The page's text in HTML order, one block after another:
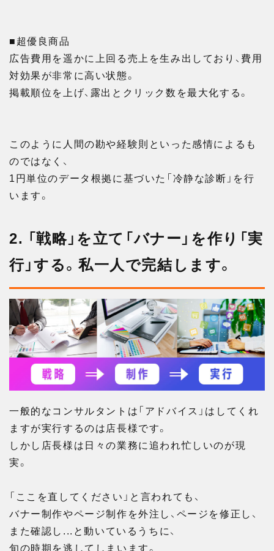
■超優良商品
広告費用を遥かに上回る売上を生み出しており、費用
対効果が非常に高い状態。
掲載順位を上げ、露出とクリック数を最大化する。
このように人間の勘や経験則といった感情によるも
のではなく、
1円単位のデータ根拠に基づいた「冷静な診断」を行
います。
2. 「戦略」を立て「バナー」を作り「実
行」する。私一人で完結します。
一般的なコンサルタントは「アドバイス」はしてくれ
ますが実行するのは店長様です。
しかし店長様は日々の業務に追われ忙しいのが現
実。
「ここを直してください」と言われても、
バナー制作やページ制作を外注し、ページを修正し、
また確認し...と動いているうちに、
旬の時期を逃してしまいます。